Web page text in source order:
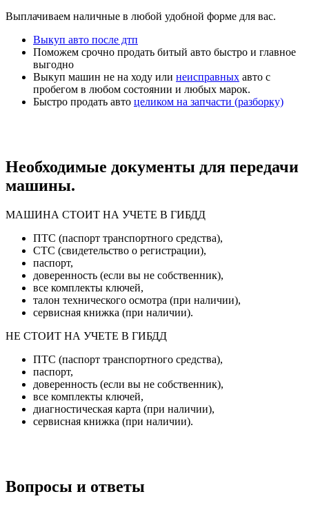
Выплачиваем наличные в любой удобной форме для вас.
Выкуп авто после дтп
Поможем срочно продать битый авто быстро и главное
выгодно
Выкуп машин не на ходу или неисправных авто с
пробегом в любом состоянии и любых марок.
Быстро продать авто целиком на запчасти (разборку)
Необходимые документы для передачи
машины.
МАШИНА СТОИТ НА УЧЕТЕ В ГИБДД
ПТС (паспорт транспортного средства),
СТС (свидетельство о регистрации),
паспорт,
доверенность (если вы не собственник),
все комплекты ключей,
талон технического осмотра (при наличии),
сервисная книжка (при наличии).
НЕ СТОИТ НА УЧЕТЕ В ГИБДД
ПТС (паспорт транспортного средства),
паспорт,
доверенность (если вы не собственник),
все комплекты ключей,
диагностическая карта (при наличии),
сервисная книжка (при наличии).
Вопросы и ответы